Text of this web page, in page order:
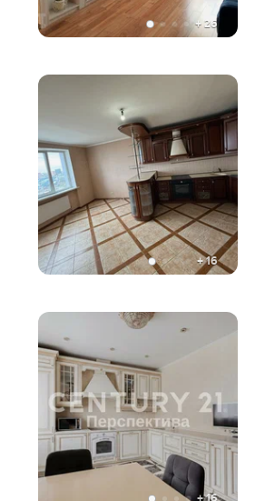
+ 26
+16
+16